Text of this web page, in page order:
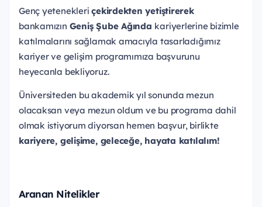
Genç yetenekleriçekirdekten yetiştirerek
bankamızın Geniş Şube Ağında kariyerlerine bizimle
katılmalarını sağlamak amacıyla tasarladığımız
kariyer ve gelişim programımıza başvurunu
heyecanla bekliyoruz.
Üniversiteden bu akademik yıl sonunda mezun
olacaksan veya mezun oldum ve bu programa dahil
olmak istiyorum diyorsan hemen başvur, birlikte
kariyere, gelişime, geleceğe, hayata katılalım!
Aranan Nitelikler